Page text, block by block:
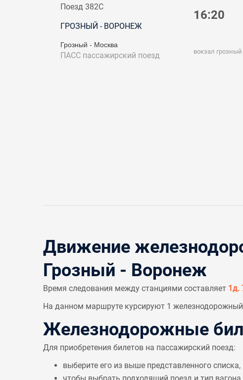
Поезд 382С
ГРОЗНЫЙ - ВОРОНЕЖ
Грозный - Москва
ПАСС пассажирский поезд
16:20
вокзал грозный
Движение
Грозный - Воронеж
Время следования между станциями составляет 1д.
На данном маршруте курсируют 1
Железнодорожные
Для приобретения билетов на пассажирский поезд:
выберите его из выше представленного